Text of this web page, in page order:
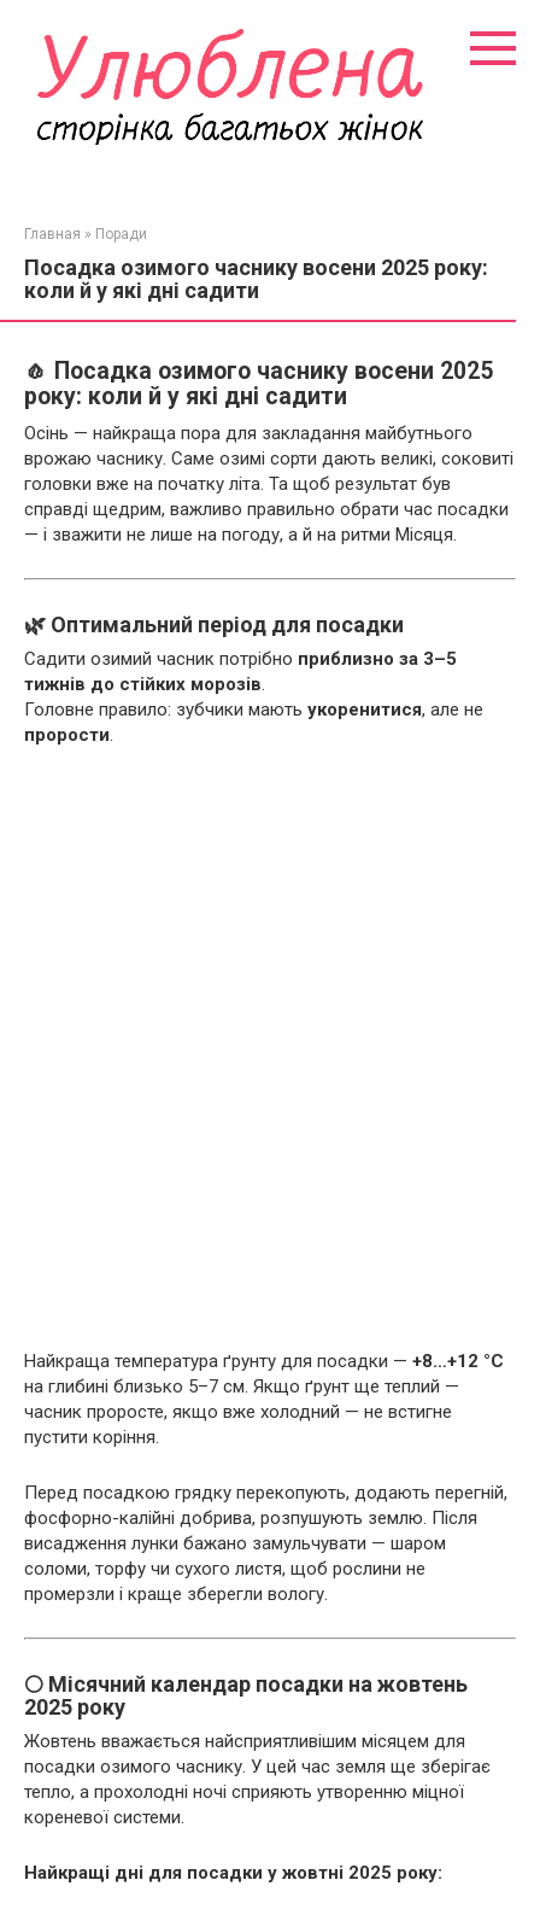
контенту
Главная » Поради
Посадка озимого часнику восени 2025 року:
коли й у які дні садити
🧄 Посадка озимого часнику восени 2025
року: коли й у які дні садити
Осінь — найкраща пора для закладання майбутнього
врожаю часнику. Саме озимі сорти дають великі, соковиті
головки вже на початку літа. Та щоб результат був
справді щедрим, важливо правильно обрати час посадки
— і зважити не лише на погоду, а й на ритми Місяця.
🌿 Оптимальний період для посадки
Садити озимий часник потрібно приблизно за 3–5
тижнів до стійких морозів.
Головне правило: зубчики мають укоренитися, але не
прорости.
Найкраща температура ґрунту для посадки — +8…+12 °C
на глибині близько 5–7 см. Якщо ґрунт ще теплий —
часник проросте, якщо вже холодний — не встигне
пустити коріння.
Перед посадкою грядку перекопують, додають перегній,
фосфорно-калійні добрива, розпушують землю. Після
висадження лунки бажано замульчувати — шаром
соломи, торфу чи сухого листя, щоб рослини не
промерзли і краще зберегли вологу.
🌕 Місячний календар посадки на жовтень
2025 року
Жовтень вважається найсприятливішим місяцем для
посадки озимого часнику. У цей час земля ще зберігає
тепло, а прохолодні ночі сприяють утворенню міцної
кореневої системи.
Найкращі дні для посадки у жовтні 2025 року: